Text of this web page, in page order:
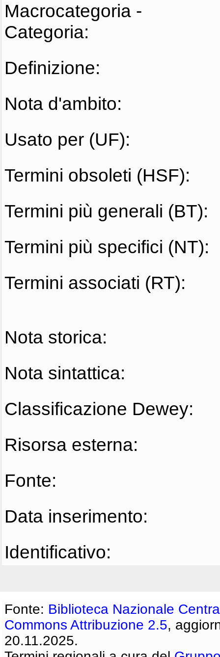
Macrocategoria -
Categoria:
Definizione:
Nota d'ambito:
Usato per (UF):
Termini obsoleti (HSF):
Termini più generali (BT):
Termini più specifici (NT):
Termini associati (RT):
Nota storica:
Nota sintattica:
Classificazione Dewey:
Risorsa esterna:
Fonte:
Data inserimento:
Identificativo:
Fonte: Biblioteca Nazionale
Commons Attribuzione 2.5,
20.11.2025.